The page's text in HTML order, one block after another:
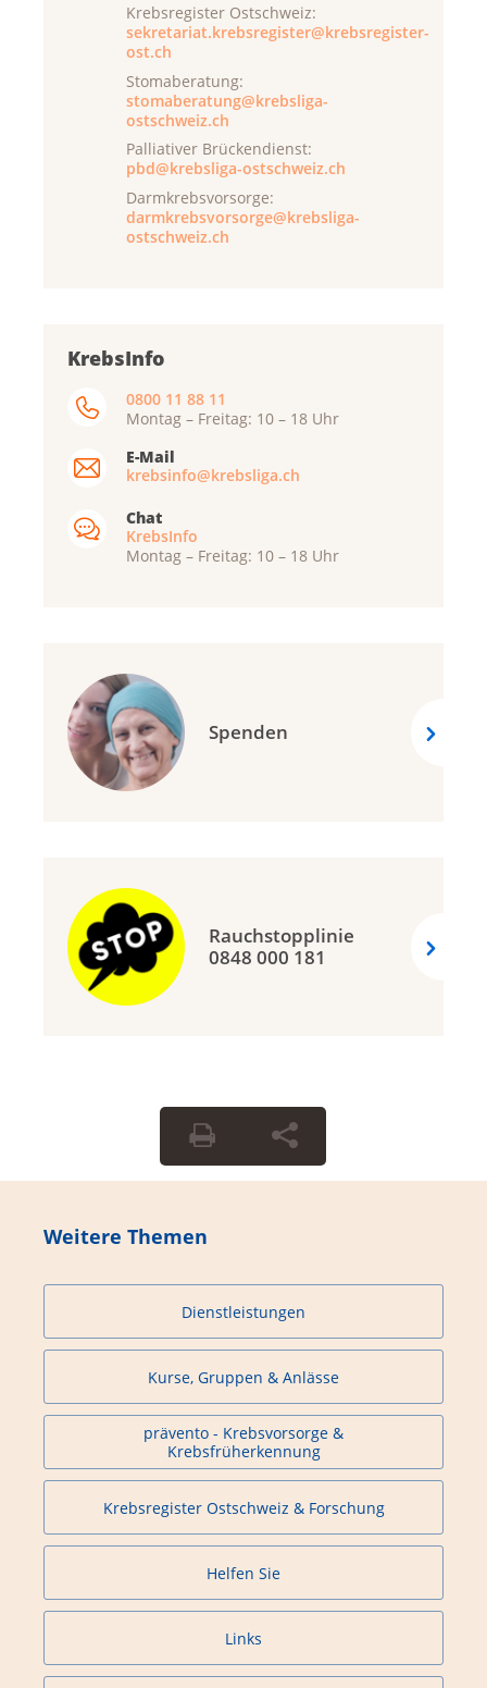
Krebsregister Ostschweiz:
sekretariat.krebsregister@krebsregister-
ost.ch
Stomaberatung:
stomaberatung@krebsliga-
ostschweiz.ch
Palliativer Brückendienst:
pbd@krebsliga-ostschweiz.ch
Darmkrebsvorsorge:
darmkrebsvorsorge@krebsliga-
ostschweiz.ch
KrebsInfo
0800 11 88 11
Montag – Freitag: 10 – 18 Uhr
E-Mail
krebsinfo@krebsliga.ch
Chat
KrebsInfo
Montag – Freitag: 10 – 18 Uhr
Spenden
Rauchstopplinie
0848 000 181
Weitere Themen
Dienstleistungen
Kurse, Gruppen & Anlässe
prävento - Krebsvorsorge &
Krebsfrüherkennung
Krebsregister Ostschweiz & Forschung
Helfen Sie
Links